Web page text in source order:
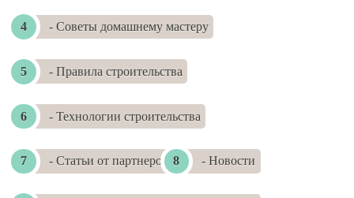
- Советы домашнему мастеру
- Правила строительства
- Технологии строительства
- Статьи от партнеров - Новости